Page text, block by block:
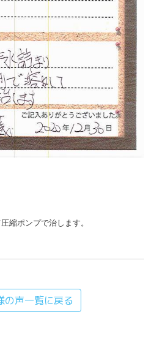
縮ポンプで治します。
の声一覧に戻る